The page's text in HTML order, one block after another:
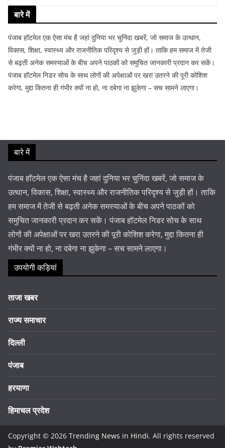
बारे में
पंजाब हॉटमेल एक ऐसा मंच है जहां दुनिया भर चुनिंदा खबरें, जो समाज के उत्थान,
विकास, शिक्षा, स्वास्थ्य और राजनीतिक परिदृश्य से जुड़ी हों। ताकि हम समाज में तेजी
से बढ़ती अनेक समस्याओं के बीच अपने पाठकों को समुचित जानकारी प्रदान कर सकें।
पंजाब हॉटमेल निडर सोच के साथ लोगों की अपेक्षाओं पर खरा उतरने की पूरी कोशिश
करेगा, मुद्दा कितना ही गंभीर क्यों ना हो, ना दबेगा ना झुकेगा – सच सामने लाएगा।
बारे में
पंजाब हॉटमेल एक ऐसा मंच है जहां दुनिया भर चुनिंदा खबरें, जो समाज के
उत्थान, विकास, शिक्षा, स्वास्थ्य और राजनीतिक परिदृश्य से जुड़ी हों। ताकि
हम समाज में तेजी से बढ़ती अनेक समस्याओं के बीच अपने पाठकों को
समुचित जानकारी प्रदान कर सकें। पंजाब हॉटमेल निडर सोच के साथ
लोगों की अपेक्षाओं पर खरा उतरने की पूरी कोशिश करेगा, मुद्दा कितना ही
गंभीर क्यों ना हो, ना दबेगा ना झुकेगा – सच सामने लाएगा।
उपयोगी कड़ियां
ताजा खबर
राज्य समाचार
दिल्ली
पंजाब
हरयाणा
हिमाचल प्रदेश
Copyright © 2026 Trending News in Hindi. All rights reserved